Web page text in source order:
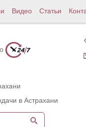
Видео Статьи
в Астрахани